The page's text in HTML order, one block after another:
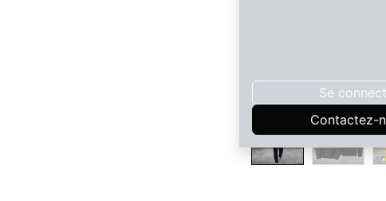
Se
Contactez-